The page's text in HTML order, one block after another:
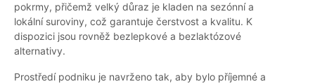
pokrmy, přičemž velký důraz je kladen na sezónní a
lokální suroviny, což garantuje čerstvost a kvalitu. K
dispozici jsou rovněž bezlepkové a bezlaktózové
alternativy.
Prostředí podniku je navrženo tak, aby bylo příjemné a